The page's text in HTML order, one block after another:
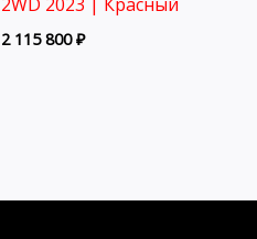
2 115 800₽